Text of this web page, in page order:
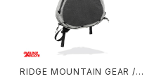
RIDGE MOUNTAIN GEAR / S